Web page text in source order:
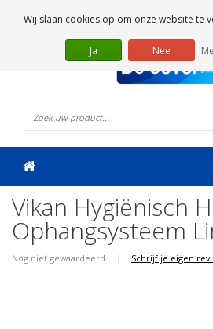
Vikan Hygiënisch
Ophangsysteem
Nog niet gewaardeerd | Schrijf je eigen
Wij slaan cookies op om onze website te
Ja Nee